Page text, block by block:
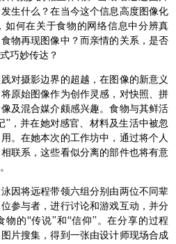
生什么？在当今这个信息高度图像化
如何在关于食物的网络信息中分辨真
物再现图像中？而亲情的关系，是否
巧妙传达？
对摄影边界的超越，在图像的新意义
原始图像作为创作灵感，对快照、拼
及混合媒介颇感兴趣。食物与其鲜活
”，并在她对感官、材料及生活中被忽
。在她本次的工作坊中，通过将个人
联系，这些看似分离的部件也将有意
因将远程带领六组分别由两位不同辈
参与者，进行讨论和游戏互动，并分
的“传说”和“信仰”。在分享的过程
片搜集，得到一张由设计师现场合成